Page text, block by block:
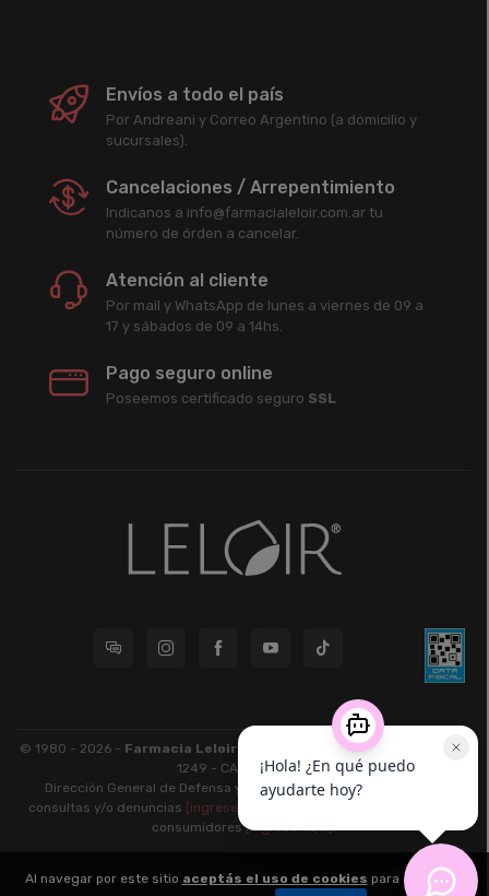
Envíos a todo el país
Por Andreani y Correo Argentino (a domicilio y
sucursales).
Cancelaciones / Arrepentimiento
Indicanos a info@farmacialeloir.com.ar tu
número de órden a cancelar.
Atención al cliente
Por mail y WhatsApp de lunes a viernes de 09 a
17 y sábados de 09 a 14hs.
Pago seguro online
Poseemos certificado seguro SSL
© 1980 - 2026 - Farmacia Leloir S.R.L.
| CUIT 33609220789 - Larrea
1249 - CABA - CP 1117
Dirección General de Defensa y Protección al Consumidor: Para
consultas y/o denuncias [ingrese aquí]
consumidores[ingrese aquí].
nubixstore®
v13.08.1
Al navegar por este sitio aceptás el uso de cookies para agilizar tu